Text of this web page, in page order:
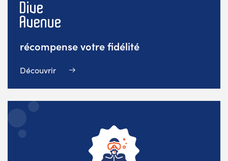
récompense votre fidélité
Découvrir